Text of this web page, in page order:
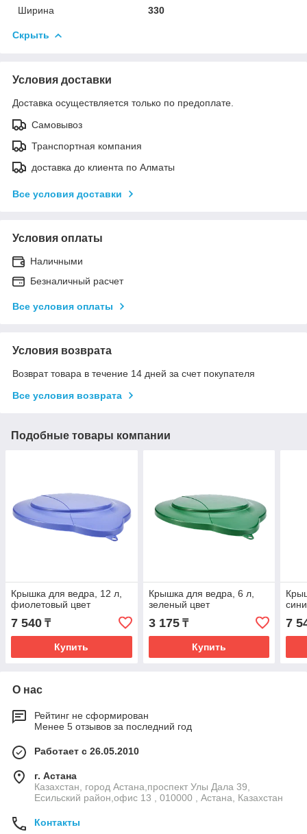
Ширина
330
Скрыть
Условия доставки
Доставка осуществляется только по предоплате.
Самовывоз
Транспортная компания
доставка до клиента по Алматы
Все условия доставки
Условия оплаты
Наличными
Безналичный расчет
Все условия оплаты
Условия возврата
Возврат товара в течение 14 дней за счет покупателя
Все условия возврата
Подобные товары компании
Крышка для ведра, 12 л,
фиолетовый цвет
7 540 ₸
Купить
Крышка для ведра, 6 л,
зеленый цвет
3 175₸
Купить
7
О нас
Рейтинг не сформирован
Менее 5 отзывов за последний год
Работает с 26.05.2010
г. Астана
Казахстан, город Астана,проспект Улы Дала 39,
Есильский район,офис 13 , 010000 , Астана, Казахстан
Контакты